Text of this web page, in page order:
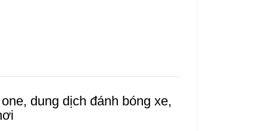
dung dịch đánh bóng xe,